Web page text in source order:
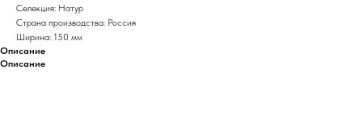
Селекция: Натур
Страна производства: Россия
Ширина: 150 мм
Описание
Описание